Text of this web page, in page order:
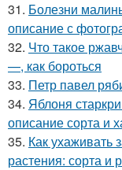
31. Болезни
описание с
32. Что такое
—, как бороться
33. Петр павел
34. Яблоня
описание сорта и
35. Как ухаживать
растения: сорта и